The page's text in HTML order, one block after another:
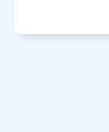
個人データは
用します。